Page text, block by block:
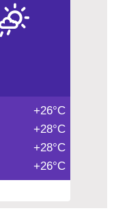
+26°C
+28°C
+28°C
+26°C